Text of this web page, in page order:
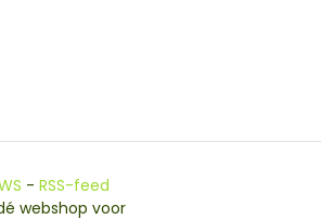
-RSS-feed
webshop voor